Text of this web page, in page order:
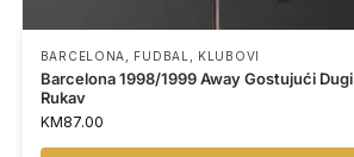
BARCELONA FUDBAL KLUBOVI
Barcelona 1998/1999 Away Gostujući Dugi
Rukav
KM87.00